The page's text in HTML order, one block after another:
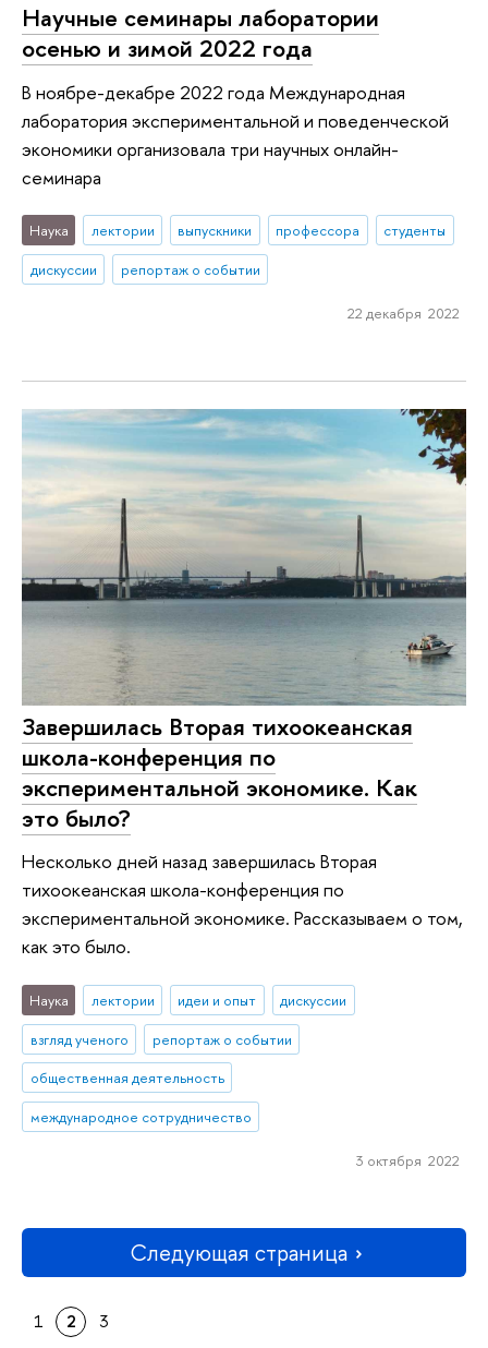
Научные семинары лаборатории
осенью и зимой 2022 года
В ноябре-декабре 2022 года Международная
лаборатория экспериментальной и поведенческой
экономики организовала три научных онлайн-
семинара
Наука лектории выпускники профессора
студенты
дискуссии
репортаж о событии
22 декабря 2022
Завершилась Вторая тихоокеанская
школа-конференция по
экспериментальной экономике. Как
это было?
Несколько дней назад завершилась Вторая
тихоокеанская школа-конференция по
экспериментальной экономике. Рассказываем о том,
как это было.
Наука лектории идеи и опыт
дискуссии
взгляд ученого
репортаж о событии
общественная деятельность
международное сотрудничество
3 октября 2022
Следующая страница
1 2 3